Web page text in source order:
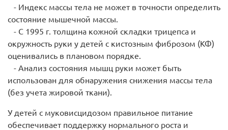
- Индекс массы тела не может в точности определить
состояние мышечной массы.
- С 1995 г. толщина кожной складки трицепса и
окружность руки у детей с кистозным фиброзом (КФ)
оценивались в плановом порядке.
- Анализ состояния мышц руки может быть
использован для обнаружения снижения массы тела
(без учета жировой ткани).
У детей с муковисцидозом правильное питание
обеспечивает поддержку нормального роста и